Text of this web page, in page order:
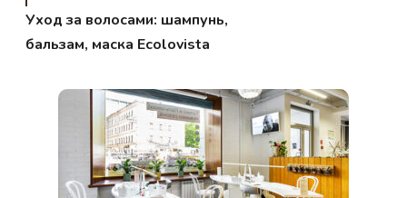
Уход за волосами: шампунь,
бальзам, маска Ecolovista